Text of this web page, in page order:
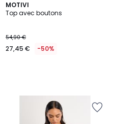
MOTIVI
Top avec boutons
54,90 €
27,45 € -50%